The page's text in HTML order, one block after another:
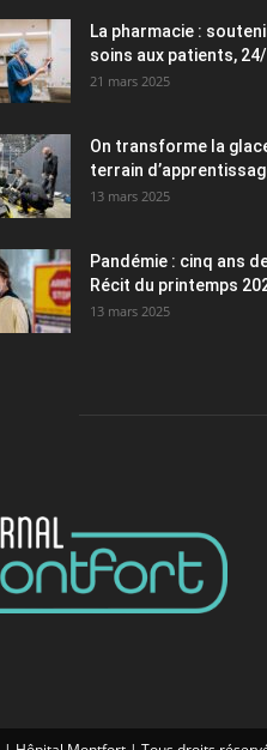
La pharmacie :
soins aux patients,
21 mars 2025
On transforme la
terrain
13 mars 2025
Pandémie : cinq ans
Récit du printemps
13 mars 2025